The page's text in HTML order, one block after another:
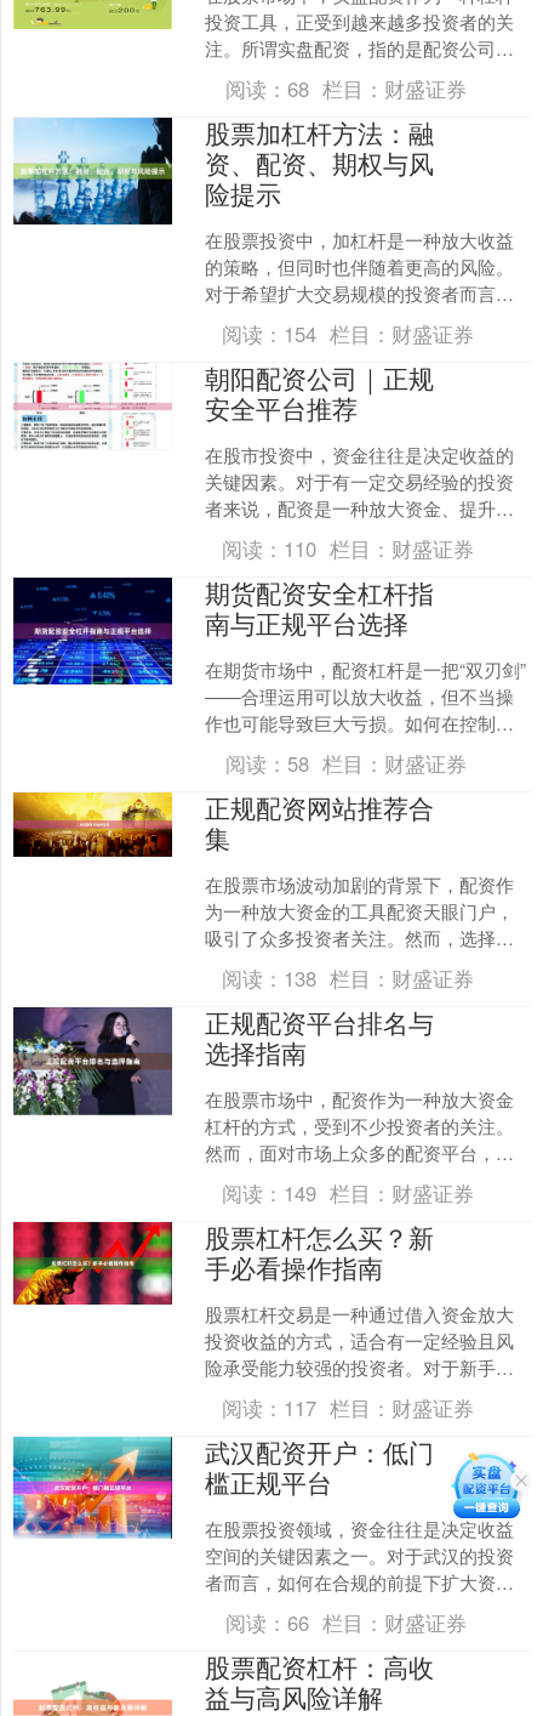
投资工具，正受到越来越多投资者的关
注。所谓实盘配资，指的是配资公司提
供真实交易账户，投资者通过缴纳保证
金获得数倍于本金的资金进....
阅读： 68 栏目： 财盛证券
股票加杠杆方法：融
资、配资、期权与风
险提示
在股票投资中，加杠杆是一种放大收益
的策略，但同时也伴随着更高的风险。
对于希望扩大交易规模的投资者而言，
了解融资、配资、期权等常见加杠杆方
式配资头条网，以及其中蕴....
阅读： 154 栏目： 财盛证券
朝阳配资公司｜正规
安全平台推荐
在股市投资中，资金往往是决定收益的
关键因素。对于有一定交易经验的投资
者来说，配资是一种放大资金、提升盈
利能力的有效方式。然而，面对市场上
众多的配资平台，如何选择....
阅读： 110 栏目： 财盛证券
期货配资安全杠杆指
南与正规平台选择
在期货市场中，配资杠杆是一把“双刃剑”
——合理运用可以放大收益，但不当操
作也可能导致巨大亏损。如何在控制风
险的前提下，安全使用杠杆在线配资开
户，并选择正规可靠的....
阅读： 58 栏目： 财盛证券
正规配资网站推荐合
集
在股票市场波动加剧的背景下，配资作
为一种放大资金的工具配资天眼门户，
吸引了众多投资者关注。然而，选择正
规配资网站至关重要，这直接关系到资
金安全和投资体验。本文为....
阅读： 138 栏目： 财盛证券
正规配资平台排名与
选择指南
在股票市场中，配资作为一种放大资金
杠杆的方式，受到不少投资者的关注。
然而，面对市场上众多的配资平台，如
何甄别正规平台、避免陷入“虚拟盘”或
“杀猪盘”陷阱，成为投....
阅读： 149 栏目： 财盛证券
股票杠杆怎么买？新
手必看操作指南
股票杠杆交易是一种通过借入资金放大
投资收益的方式，适合有一定经验且风
险承受能力较强的投资者。对于新手来
说，理解杠杆操作流程至关重要配资推
荐的股票，否则可能面临较....
阅读： 117 栏目： 财盛证券
武汉配资开户：低门
槛正规平台
在股票投资领域，资金往往是决定收益
空间的关键因素之一。对于武汉的投资
者而言，如何在合规的前提下扩大资金
使用效率，成为许多人关注的焦点。近
年来配资推荐的股票，配资....
阅读： 66 栏目： 财盛证券
股票配资杠杆：高收
益与高风险详解